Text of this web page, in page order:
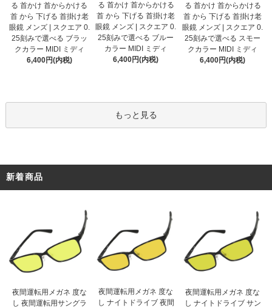
る 首かけ 首からかける
首 から 下げる 首掛け老
眼鏡 メンズ | スクエア 0.
25刻みで選べる ブラッ
クカラー MIDI ミディ
6,400円(内税)
る 首かけ 首からかける
首 から 下げる 首掛け老
眼鏡 メンズ | スクエア 0.
25刻みで選べる ブルー
カラー MIDI ミディ
6,400円(内税)
る 首かけ 首からかける
首 から 下げる 首掛け老
眼鏡 メンズ | スクエア 0.
25刻みで選べる スモー
クカラー MIDI ミディ
6,400円(内税)
もっと見る
新着商品
夜間運転用メガネ 度な
し 夜間運転用サングラ
夜間運転用メガネ 度な
し ナイトドライブ 夜間
夜間運転用メガネ 度な
し ナイトドライブ サン